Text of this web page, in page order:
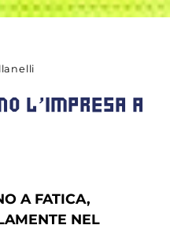
L’IMPRESA A
A FATICA,
NEL